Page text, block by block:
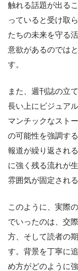
触れる話題が出る
っていると受け取
たちの未来を守る
意欲があるのでは
す。
また、週刊誌の立
長い上にビジュア
マンチックなスト
の可能性を強調す
報道が繰り返され
に強く残る流れが
雰囲気が固定され
このように、実際
でいったのは、交
方、そして読者の
す。背景を丁寧に
め方がどのように